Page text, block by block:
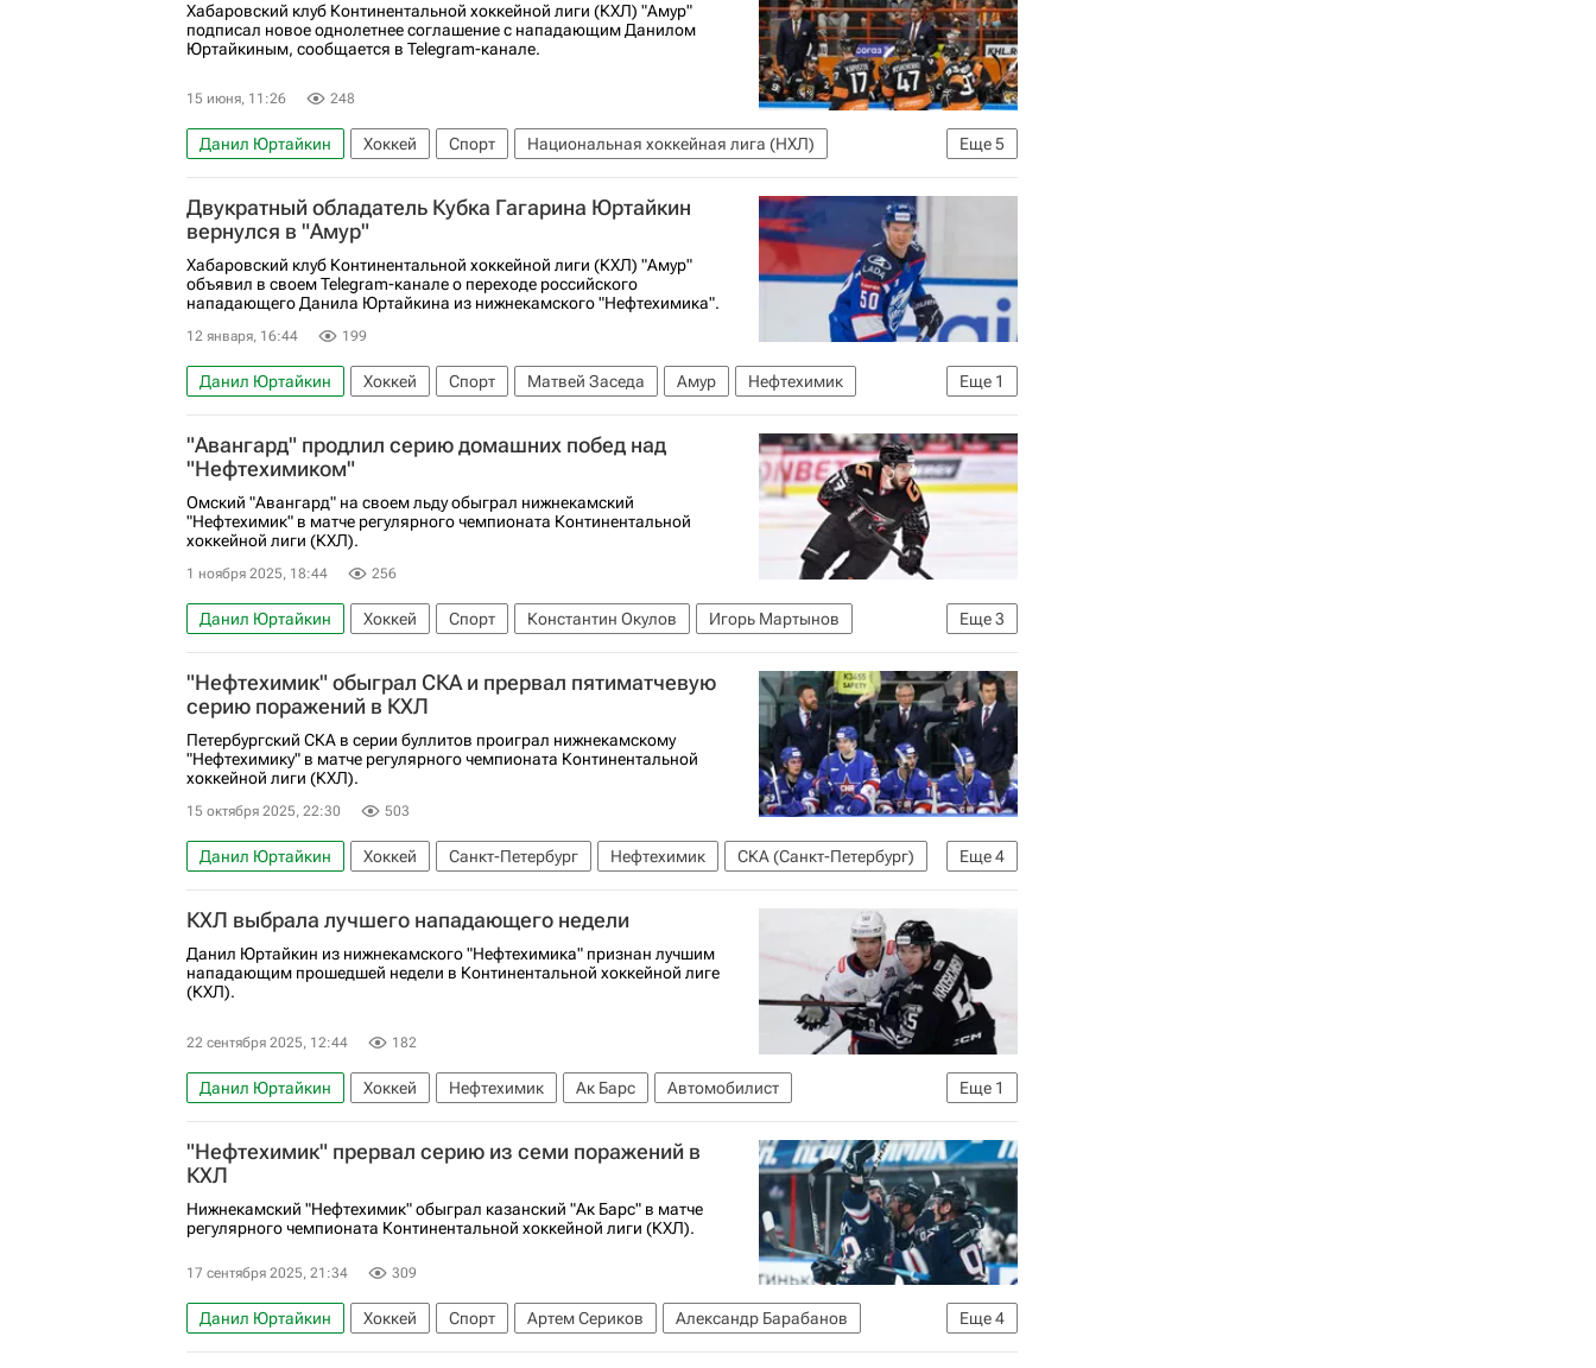
Хабаровский клуб Континентальной хоккейной лиги (КХЛ) "Амур"
подписал новое однолетнее соглашение с нападающим Данилом
Юртайкиным, сообщается в Telegram-канале.
15 июня, 11:26 248
Еще5
Данил Юртайкин Хоккей Спорт
Национальная хоккейная лига (НХЛ)
КХЛ 2025-2026
Локомотив (Ярославль) Нефтехимик Амур Никита Точицкий
Двукратный обладатель Кубка Гагарина Юртайкин
вернулся в "Амур"
Хабаровский клуб Континентальной хоккейной лиги (КХЛ) "Амур"
объявил в своем Telegram-канале о переходе российского
нападающего Данила Юртайкина из нижнекамского "Нефтехимика".
12 января, 16:44 199
Еще 1
Данил Юртайкин Хоккей Спорт Матвей Заседа Амур
Нефтехимик
КХЛ 2025-2026
"Авангард" продлил серию домашних побед над
"Нефтехимиком"
Омский "Авангард" на своем льду обыграл нижнекамский
"Нефтехимик" в матче регулярного чемпионата Континентальной
хоккейной лиги (КХЛ).
1 ноября 2025, 18:44 256
Еще3
Данил Юртайкин Хоккей Спорт Константин Окулов
Игорь Мартынов
Нефтехимик
Авангард КХЛ 2025-2026
"Нефтехимик" обыграл СКА и прервал пятиматчевую
серию поражений в КХЛ
Петербургский СКА в серии буллитов проиграл нижнекамскому
"Нефтехимику" в матче регулярного чемпионата Континентальной
хоккейной лиги (КХЛ).
15 октября 2025, 22:30 503
Еще4
Данил Юртайкин Хоккей Санкт-Петербург Нефтехимик
СКА (Санкт-Петербург)
Автомобилист
КХЛ 2025-2026
Анонсы и трансляции матчей
Локомотив (Ярославль)
КХЛ выбрала лучшего нападающего недели
Данил Юртайкин из нижнекамского "Нефтехимика" признан лучшим
нападающим прошедшей недели в Континентальной хоккейной лиге
(КХЛ).
22 сентября 2025, 12:44 182
Еще 1
Данил Юртайкин Хоккей Нефтехимик Ак Барс
Автомобилист
КХЛ 2025-2026
"Нефтехимик" прервал серию из семи поражений в
КХЛ
Нижнекамский "Нефтехимик" обыграл казанский "Ак Барс" в матче
регулярного чемпионата Континентальной хоккейной лиги (КХЛ).
17 сентября 2025, 21:34 309
Еще4
Данил Юртайкин Хоккей Спорт Артем Сериков
Александр Барабанов
Нефтехимик
Ак Барс Трактор КХЛ 2025-2026